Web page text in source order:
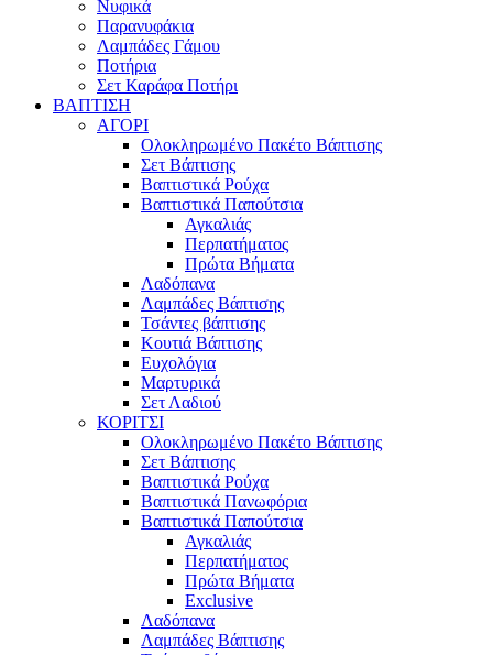
Νυφικά
Παρανυφάκια
Λαμπάδες Γάμου
Ποτήρια
Σετ Καράφα Ποτήρι
ΒΑΠΤΙΣΗ
ΑΓΟΡΙ
Ολοκληρωμένο Πακέτο Βάπτισης
Σετ Βάπτισης
Βαπτιστικά Ρούχα
Βαπτιστικά Παπούτσια
Αγκαλιάς
Περπατήματος
Πρώτα Βήματα
Λαδόπανα
Λαμπάδες Βάπτισης
Τσάντες βάπτισης
Κουτιά Βάπτισης
Ευχολόγια
Μαρτυρικά
Σετ Λαδιού
ΚΟΡΙΤΣΙ
Ολοκληρωμένο Πακέτο Βάπτισης
Σετ Βάπτισης
Βαπτιστικά Ρούχα
Βαπτιστικά Πανωφόρια
Βαπτιστικά Παπούτσια
Αγκαλιάς
Περπατήματος
Πρώτα Βήματα
Exclusive
Λαδόπανα
Λαμπάδες Βάπτισης